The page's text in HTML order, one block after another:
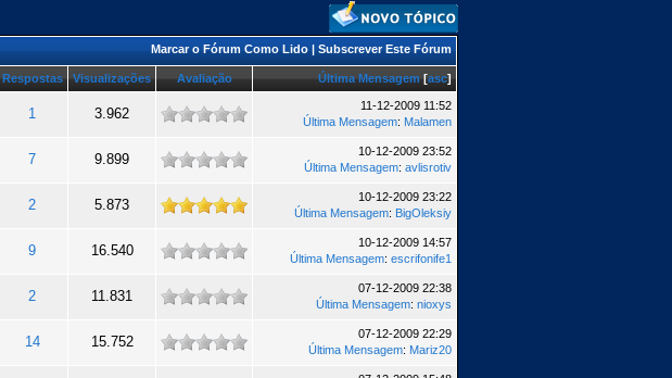
Marcar o Fórum Como Lido | Subscrever Este Fórum
Respostas Visualizações Avaliação Última Mensagem [asc]
1 3.962
11-12-2009 11:52
Última Mensagem: Malamen
7 9.899
10-12-2009 23:52
Última Mensagem: avlisrotiv
2 5.873
10-12-2009 23:22
Última Mensagem: BigOleksiy
9 16.540
10-12-2009 14:57
Última Mensagem: escrifonife1
2 11.831
07-12-2009 22:38
Última Mensagem: nioxys
14 15.752
07-12-2009 22:29
Última Mensagem: Mariz20